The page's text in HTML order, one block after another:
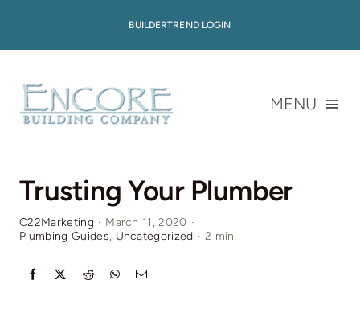
content
BUILDERTREND LOGIN
MENU
Available Homes
Home Plans
Trusting Your Plumber
C22Marketing · March 11, 2020 ·
Plumbing Guides, Uncategorized · 2 min